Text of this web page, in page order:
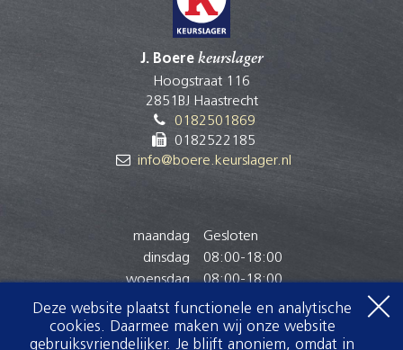
J. Boere keurslager
Hoogstraat 116
2851BJ Haastrecht
0182501869
0182522185
info@boere.keurslager.nl
maandag
Gesloten
dinsdag
08:00-18:00
woensdag
08:00-18:00
donderdag
08:00 -
vrijdag
08:00- 18:00
zaterdag
07:30-15:00
Deze website plaatst functionele en analytische
cookies. Daarmee maken wij onze website
gebruiksvriendelijker. Je blijft anoniem, omdat in